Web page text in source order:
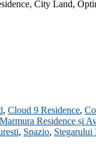
City Land,
, Cloud 9 Residence,
Marmura Residence și
, Spazio, Stegarului